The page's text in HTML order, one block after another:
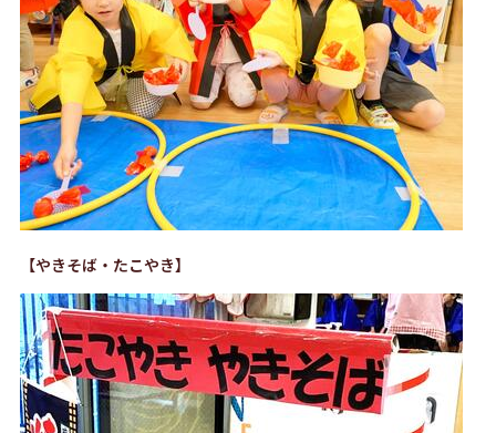
【やきそば・たこやき】